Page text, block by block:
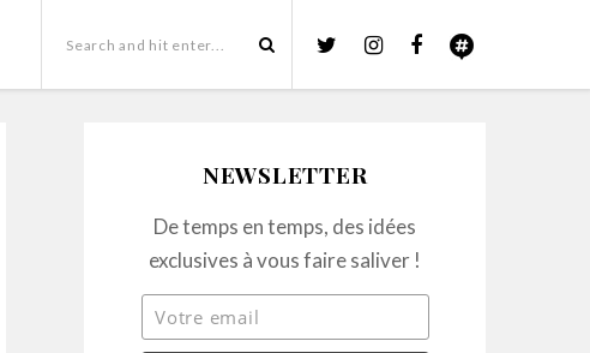
NEWSLETTER
De temps en temps, des idées
exclusives à vous faire saliver !